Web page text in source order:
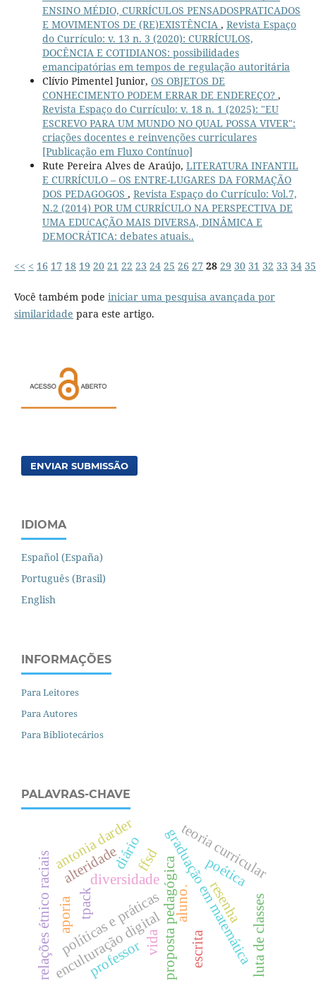
ENSINO MÉDIO, CURRÍCULOS PENSADOSPRATICADOS
E MOVIMENTOS DE (RE)EXISTÊNCIA , Revista Espaço
do Currículo: v. 13 n. 3 (2020): CURRÍCULOS,
DOCÊNCIA E COTIDIANOS: possibilidades
emancipatórias em tempos de regulação autoritária
Clívio Pimentel Junior, OS OBJETOS DE
CONHECIMENTO PODEM ERRAR DE ENDEREÇO? ,
Revista Espaço do Currículo: v. 18 n. 1 (2025): "EU
ESCREVO PARA UM MUNDO NO QUAL POSSA VIVER":
criações docentes e reinvenções curriculares
[Publicação em Fluxo Contínuo]
Rute Pereira Alves de Araújo, LITERATURA INFANTIL
E CURRÍCULO – OS ENTRE-LUGARES DA FORMAÇÃO
DOS PEDAGOGOS , Revista Espaço do Currículo: Vol.7,
N.2 (2014) POR UM CURRÍCULO NA PERSPECTIVA DE
UMA EDUCAÇÃO MAIS DIVERSA, DINÂMICA E
DEMOCRÁTICA: debates atuais..
<< < 16 17 18 19 20 21 22 23 24 25 26 27 28 29 30 31 32 33 34 35
Você também pode iniciar uma pesquisa avançada por
similaridade para este artigo.
ENVIAR SUBMISSÃO
IDIOMA
Español (España)
Português (Brasil)
English
INFORMAÇÕES
Para Leitores
Para Autores
Para Bibliotecários
PALAVRAS-CHAVE
proposta pedagógica
enculturação digital escrita
diversidade graduação em matemática
tpack
alteridade poética
teoria curricular
relações étnico raciaispolíticas e práticas
ffsd
vida
professor
aluno.
antonia darder
resenha
diário
aporia luta de classes